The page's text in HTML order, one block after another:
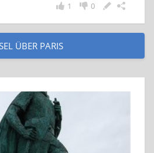
0
1
ÜBER PARIS